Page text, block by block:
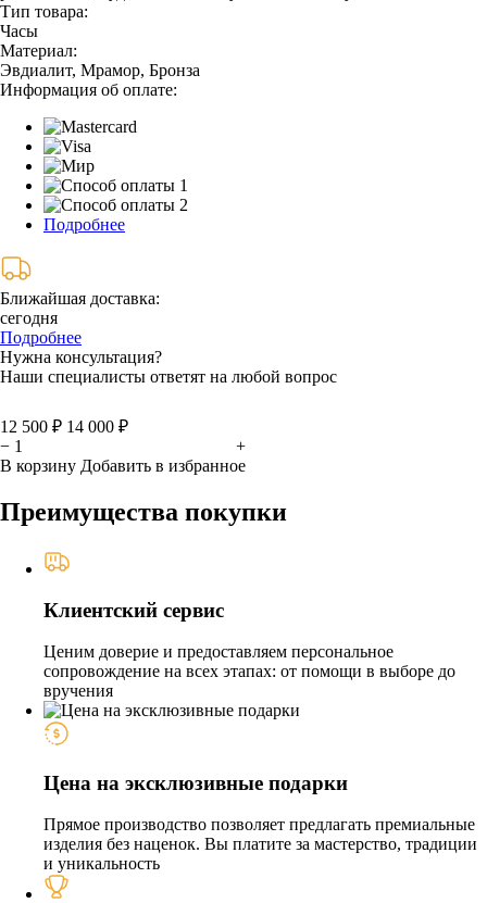
Тип товара:
Часы
Материал:
Эвдиалит, Мрамор, Бронза
Информация об оплате:
Подробнее
Ближайшая доставка:
сегодня
Подробнее
Нужна консультация?
Наши специалисты ответят на любой вопрос
12 500 ₽ 14 000 ₽
−
+
В корзину Добавить в избранное
Преимущества покупки
Клиентский сервис
Ценим доверие и предоставляем персональное
сопровождение на всех этапах: от помощи в выборе до
вручения
Цена на эксклюзивные подарки
Прямое производство позволяет предлагать премиальные
изделия без наценок. Вы платите за мастерство, традиции
и уникальность